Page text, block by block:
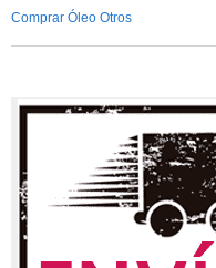
Comprar Óleo Otros